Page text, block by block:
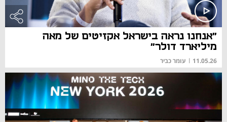
"אנחנו נראה בישראל אקזיטים של מאה
מיליארד דולר"
11.05.26
| עומר כביר